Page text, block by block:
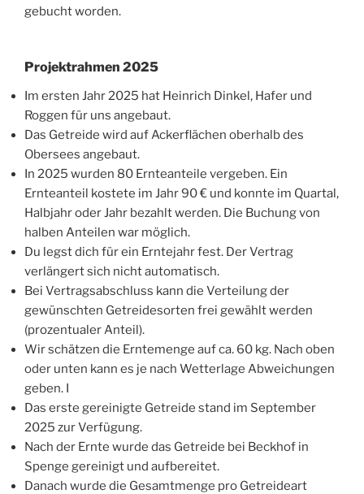
gebucht worden.
Projektrahmen 2025
Im ersten Jahr 2025 hat Heinrich Dinkel, Hafer und
Roggen für uns angebaut.
Das Getreide wird auf Ackerflächen oberhalb des
Obersees angebaut.
In 2025 wurden 80 Ernteanteile vergeben. Ein
Ernteanteil kostete im Jahr 90 € und konnte im Quartal,
Halbjahr oder Jahr bezahlt werden. Die Buchung von
halben Anteilen war möglich.
Du legst dich für ein Erntejahr fest. Der Vertrag
verlängert sich nicht automatisch.
Bei Vertragsabschluss kann die Verteilung der
gewünschten Getreidesorten frei gewählt werden
(prozentualer Anteil).
Wir schätzen die Erntemenge auf ca. 60 kg. Nach oben
oder unten kann es je nach Wetterlage Abweichungen
geben. I
Das erste gereinigte Getreide stand im September
2025 zur Verfügung.
Nach der Ernte wurde das Getreide bei Beckhof in
Spenge gereinigt und aufbereitet.
Danach wurde die Gesamtmenge pro Getreideart